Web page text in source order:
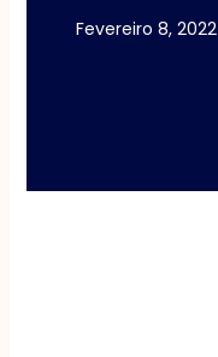
Fevereiro 8, 2022